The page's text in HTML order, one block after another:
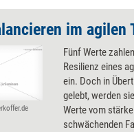
im agilen
Fünf Werte
Resilienz eines
ein. Doch in
gelebt, werden
Werte vom
schwächenden